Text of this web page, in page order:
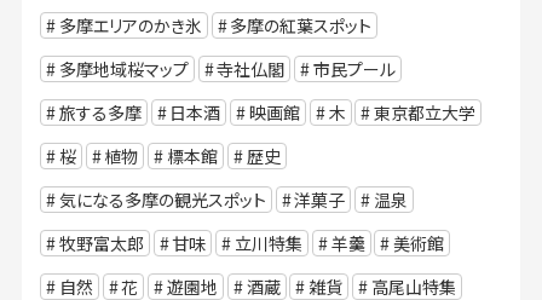
多摩エリアのかき氷
多摩の紅葉スポット
多摩地域桜マップ
寺社仏閣
市民プール
旅する多摩
日本酒 映画館 木
東京都立大学
桜
植物 標本館
歴史
気になる多摩の観光スポット
洋菓子
温泉
牧野富太郎
甘味 立川特集 羊羹
美術館
自然
花 遊園地 酒蔵 雑貨
高尾山特集